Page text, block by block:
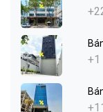
+1
+11